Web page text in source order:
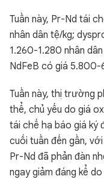
Tuần này, Pr-Nd tái
nhân dân tệ/kg;
1.260-1.280 nhân
NdFeB có giá
Tuần này, thị trường
thể, chủ yếu do giá
tái chế hạ báo giá ký
cuối tuần đến gần,
Pr-Nd đã phản đàn
ngay giảm đáng kể